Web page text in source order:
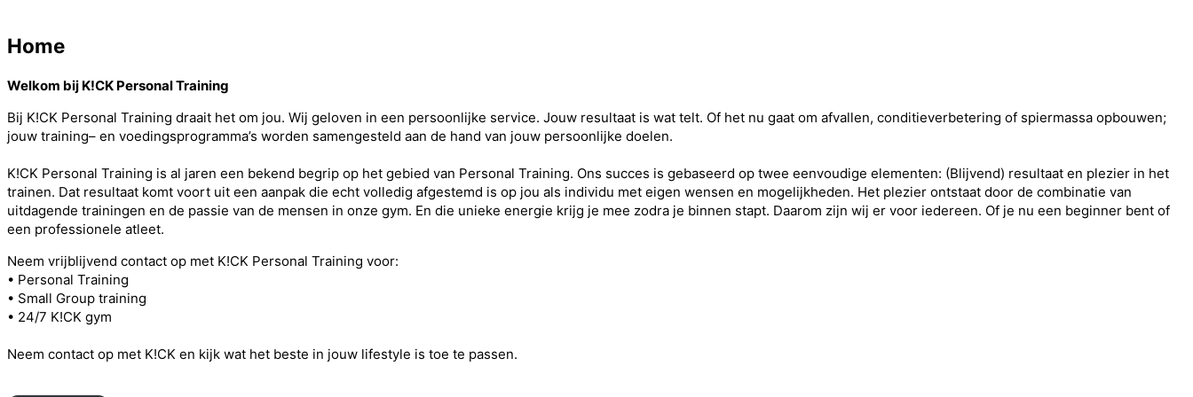
down
content
Home
Welkom bij K!CK Personal Training
Bij K!CK Personal Training draait het om jou. Wij geloven in een persoonlijke service. Jouw resultaat is wat telt. Of het nu gaat om afvallen, conditieverbetering of spiermassa opbouwen;
jouw training– en voedingsprogramma’s worden samengesteld aan de hand van jouw persoonlijke doelen.
K!CK Personal Training is al jaren een bekend begrip op het gebied van Personal Training. Ons succes is gebaseerd op twee eenvoudige elementen: (Blijvend) resultaat en plezier in het
trainen. Dat resultaat komt voort uit een aanpak die echt volledig afgestemd is op jou als individu met eigen wensen en mogelijkheden. Het plezier ontstaat door de combinatie van
uitdagende trainingen en de passie van de mensen in onze gym. En die unieke energie krijg je mee zodra je binnen stapt. Daarom zijn wij er voor iedereen. Of je nu een beginner bent of
een professionele atleet.
Neem vrijblijvend contact op met K!CK Personal Training voor:
• Personal Training
• Small Group training
• 24/7 K!CK gym
Neem contact op met K!CK en kijk wat het beste in jouw lifestyle is toe te passen.